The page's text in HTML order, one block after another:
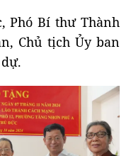
Phó Bí thư Thành
Chủ tịch Ủy ban